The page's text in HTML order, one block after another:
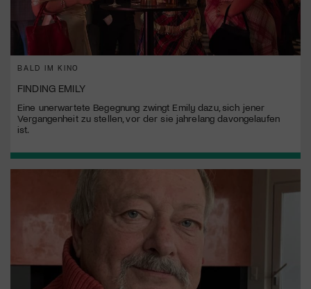
BALD IM KINO
FINDING EMILY
Eine unerwartete Begegnung zwingt Emily dazu, sich jener
Vergangenheit zu stellen, vor der sie jahrelang davongelaufen
ist.